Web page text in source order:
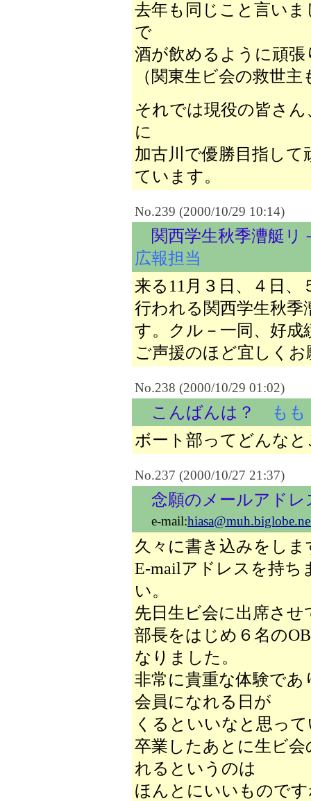
去年も同じこと言い
で
酒が飲めるように頑張
（関東生ビ会の救世
それでは現役の皆さ
に
加古川で優勝目指し
ています。
No.239 (2000/10/29 10:14)
関西学生秋季漕艇リ
広報担当
来る11月３日、４日、
行われる関西学生秋
す。クル－一同、好
ご声援のほど宜しく
No.238 (2000/10/29 01:02)
こんばんは？
もも
ボート部ってどんな
No.237 (2000/10/27 21:37)
念願のメールアドレ
e-mail:
久々に書き込みをしま
E-mailアドレスを持ち
い。
先日生ビ会に出席さ
部長をはじめ６名の
なりました。
非常に貴重な体験で
会員になれる日が
くるといいなと思っ
卒業したあとに生ビ会
れるというのは
ほんとにいいもので